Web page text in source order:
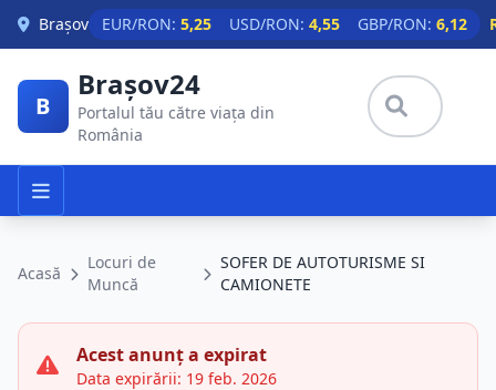
Skip to main content
Brașov EUR/RON: 5,25 USD/RON: 4,55 GBP/RON: 6,12
B
Brașov24
Portalul tău către viața din
România
Acasă
Locuri de
Muncă
SOFER DE AUTOTURISME SI
CAMIONETE
Acest anunț a expirat
Data expirării: 19 feb. 2026